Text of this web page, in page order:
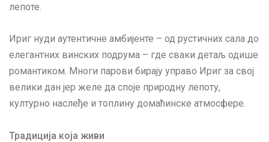
лепоте.
Ириг нуди аутентичне амбијенте – од рустичних сала до
елегантних винских подрума – где сваки детаљ одише
романтиком. Многи парови бирају управо Ириг за свој
велики дан јер желе да споје природну лепоту,
културно наслеђе и топлину домаћинске атмосфере.
Традиција која живи